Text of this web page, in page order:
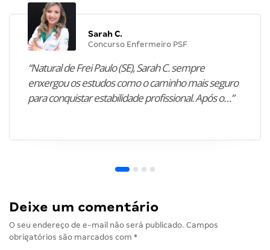
Sarah C.
Concurso Enfermeiro PSF
“Natural de Frei Paulo (SE), Sarah C. sempre
enxergou os estudos como o caminho mais seguro
para conquistar estabilidade profissional. Após o…”
Deixe um comentário
O seu endereço de e-mail não será publicado. Campos
obrigatórios são marcados com *